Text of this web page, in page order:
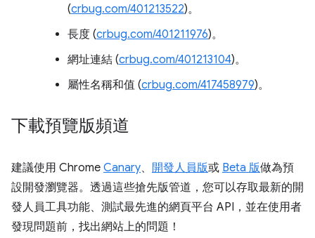
(crbug.com/401213522)。
長度 (crbug.com/401211976)。
網址連結 (crbug.com/401213104)。
屬性名稱和值 (crbug.com/417458979)。
下載預覽版頻道
建議使用 Chrome Canary、 開發人員版或 Beta 版做為預
設開發瀏覽器。透過這些搶先版管道，您可以存取最新的開
發人員工具功能、測試最先進的網頁平台 API，並在使用者
發現問題前，找出網站上的問題！